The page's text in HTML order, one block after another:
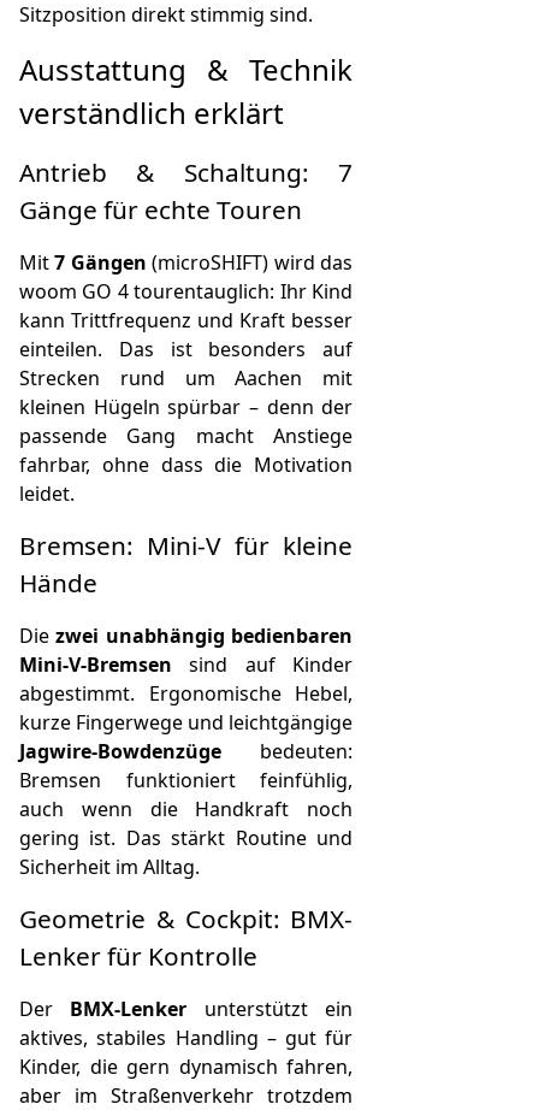
Sitzposition direkt stimmig sind.
Ausstattung & Technik
verständlich erklärt
Antrieb & Schaltung: 7
Gänge für echte Touren
Mit7 Gängen (microSHIFT) wird das
woom GO 4 tourentauglich: Ihr Kind
kann Trittfrequenz und Kraft besser
einteilen. Das ist besonders auf
Strecken rund um Aachen mit
kleinen Hügeln spürbar – denn der
passende Gang macht Anstiege
fahrbar, ohne dass die Motivation
leidet.
Bremsen: Mini‑V für kleine
Hände
Diezwei unabhängig bedienbaren
Mini‑V‑Bremsen sind auf Kinder
abgestimmt. Ergonomische Hebel,
kurze Fingerwege und leichtgängige
Jagwire-Bowdenzüge bedeuten:
Bremsen funktioniert feinfühlig,
auch wenn die Handkraft noch
gering ist. Das stärkt Routine und
Sicherheit im Alltag.
Geometrie & Cockpit: BMX-
Lenker für Kontrolle
Der BMX-Lenker unterstützt ein
aktives, stabiles Handling – gut für
Kinder, die gern dynamisch fahren,
aber im Straßenverkehr trotzdem